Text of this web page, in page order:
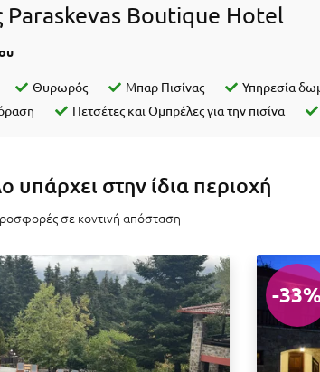
Paraskevas Boutique Hotel
Θυρωρός Μπαρ Πισίνας Υπηρεσία
Πετσέτες και Ομπρέλες για την πισίνα
υπάρχει στην ίδια περιοχή
σε κοντινή απόσταση
-